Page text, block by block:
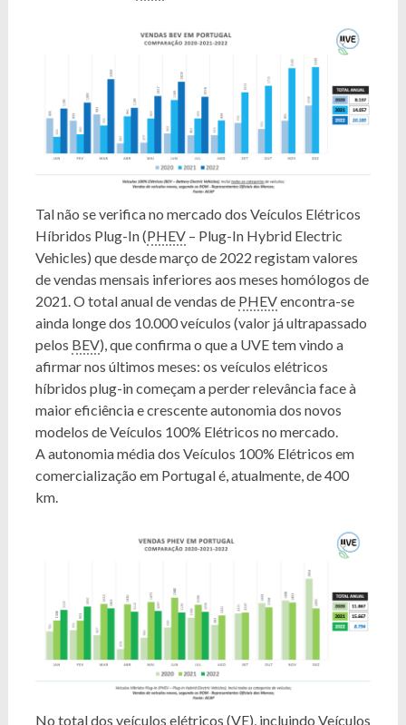
Tal não se verifica no mercado dos Veículos Elétricos
Híbridos Plug-In (PHEV– Plug-In Hybrid Electric
Vehicles) que desde março de 2022 registam valores
de vendas mensais inferiores aos meses homólogos de
2021. O total anual de vendas de PHEVencontra-se
ainda longe dos 10.000 veículos (valor já ultrapassado
pelos BEV), que confirma o que a UVE tem vindo a
afirmar nos últimos meses: os veículos elétricos
híbridos plug-in começam a perder relevância face à
maior eficiência e crescente autonomia dos novos
modelos de Veículos 100% Elétricos no mercado.
A autonomia média dos Veículos 100% Elétricos em
comercialização em Portugal é, atualmente, de 400
km.
No total dos veículos elétricos (VE), incluindo Veículos